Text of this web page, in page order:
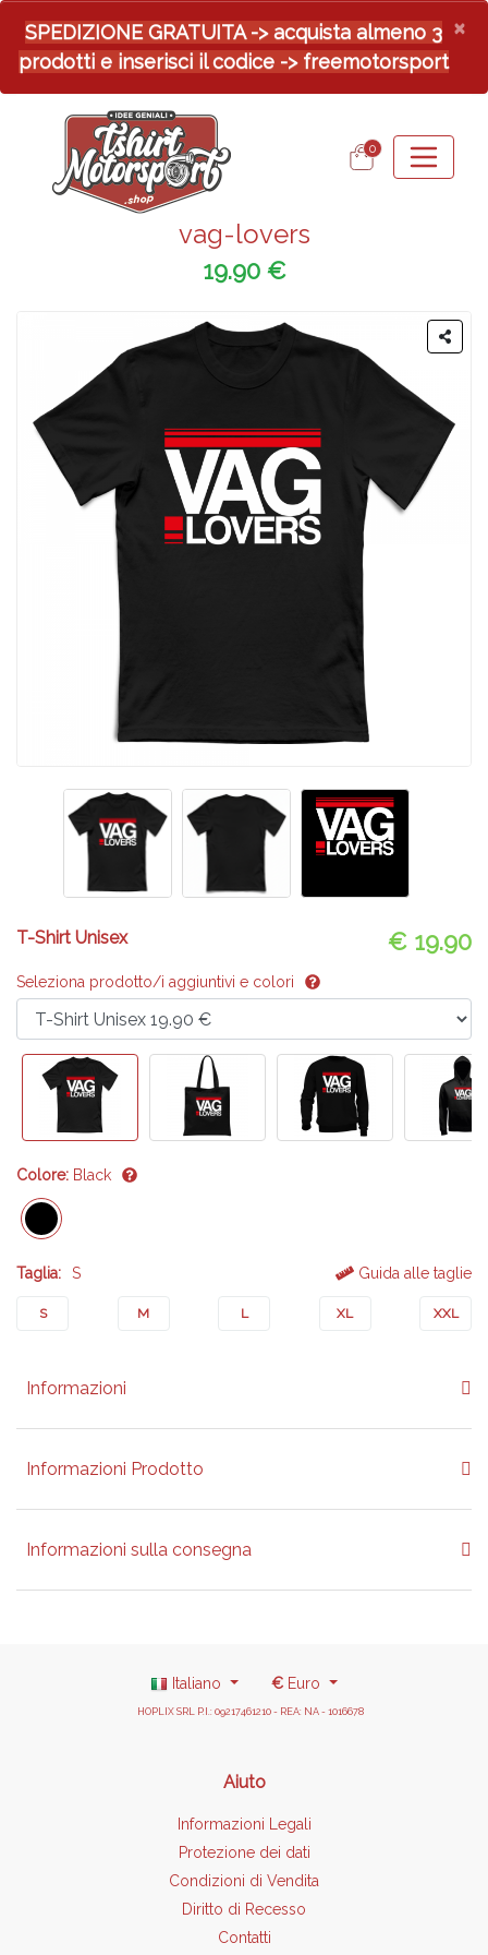
SPEDIZIONE GRATUITA -> acquista almeno 3
prodotti e inserisci il codice -> freemotorsport
×
0
vag-lovers
19.90 €
T-Shirt Unisex € 19.90
Seleziona prodotto/i aggiuntivi e colori
Colore: Black
Taglia: S Guida alle taglie
S M L XL XXL
Informazioni
Informazioni Prodotto
Informazioni sulla consegna
Italiano € Euro
HOPLIX SRL P.I.: 09217461210 - REA: NA - 1016678
Aiuto
Informazioni Legali
Protezione dei dati
Condizioni di Vendita
Diritto di Recesso
Contatti